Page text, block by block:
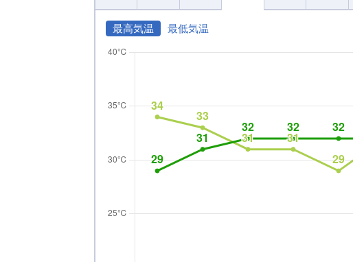
最高気温 最低気温